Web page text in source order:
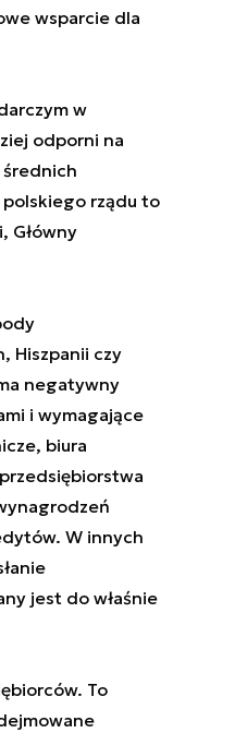
wsparcie dla
w
odporni na
średnich
rządu to
Główny
Hiszpanii czy
negatywny
i wymagające
biura
W innych
jest do właśnie
To